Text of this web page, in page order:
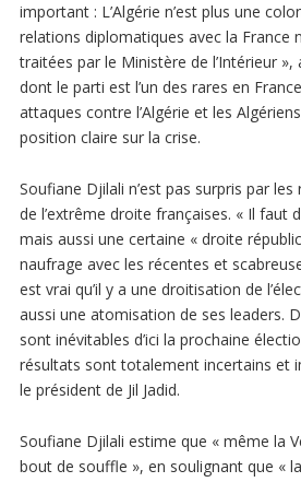
important : L’Algérie n’est plus une
relations diplomatiques avec la France
traitées par le Ministère de l’Intérieur »,
dont le parti est l’un des rares en
attaques contre l’Algérie et les
position claire sur la crise.
Soufiane Djilali n’est pas surpris par
de l’extrême droite françaises. « Il faut
mais aussi une certaine « droite
naufrage avec les récentes et
est vrai qu’il y a une droitisation de
aussi une atomisation de ses leaders.
sont inévitables d’ici la prochaine
résultats sont totalement incertains et
le président de Jil Jadid.
Soufiane Djilali estime que « même la
bout de souffle », en soulignant que «